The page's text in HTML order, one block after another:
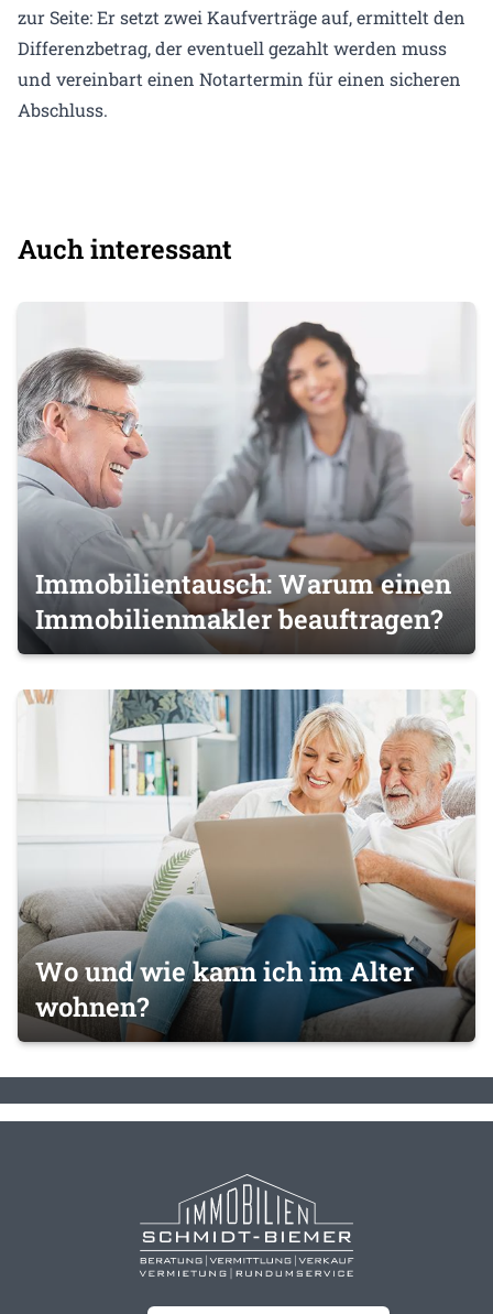
zur Seite: Er setzt zwei Kaufverträge auf, ermittelt den
Differenzbetrag, der eventuell gezahlt werden muss
und vereinbart einen Notartermin für einen sicheren
Abschluss.
Auch interessant
Immobilientausch: Warum einen
Immobilienmakler beauftragen?
Wo und wie kann ich im Alter
wohnen?